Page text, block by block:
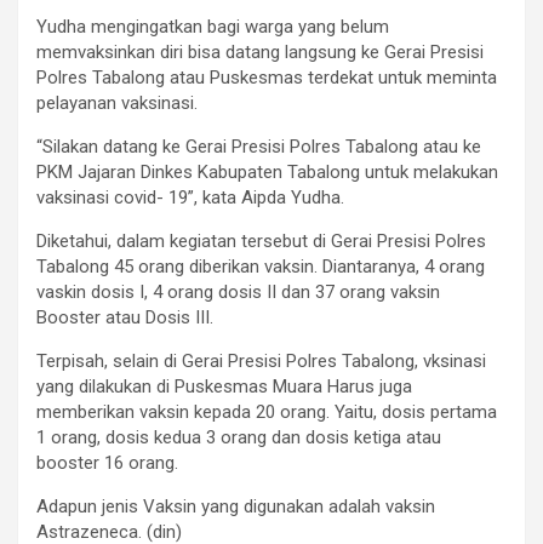
Yudha mengingatkan bagi warga yang belum
memvaksinkan diri bisa datang langsung ke Gerai Presisi
Polres Tabalong atau Puskesmas terdekat untuk meminta
pelayanan vaksinasi.
“Silakan datang ke Gerai Presisi Polres Tabalong atau ke
PKM Jajaran Dinkes Kabupaten Tabalong untuk melakukan
vaksinasi covid- 19”, kata Aipda Yudha.
Diketahui, dalam kegiatan tersebut di Gerai Presisi Polres
Tabalong 45 orang diberikan vaksin. Diantaranya, 4 orang
vaskin dosis I, 4 orang dosis II dan 37 orang vaksin
Booster atau Dosis III.
Terpisah, selain di Gerai Presisi Polres Tabalong, vksinasi
yang dilakukan di Puskesmas Muara Harus juga
memberikan vaksin kepada 20 orang. Yaitu, dosis pertama
1 orang, dosis kedua 3 orang dan dosis ketiga atau
booster 16 orang.
Adapun jenis Vaksin yang digunakan adalah vaksin
Astrazeneca. (din)